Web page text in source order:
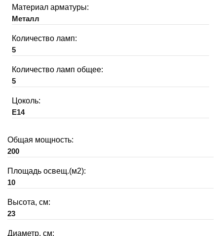
Материал арматуры:
Металл
Количество ламп:
5
Количество ламп общее:
5
Цоколь:
E14
Общая мощность:
200
Площадь освещ.(м2):
10
Высота, см:
23
Диаметр, см: